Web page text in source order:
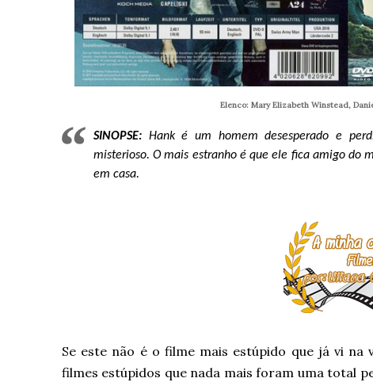
Elenco: Mary Elizabeth Winstead,
SINOPSE: Hank é um homem desesperado e
misterioso. O mais estranho é que ele fica amigo do
em casa.
Se este não é o filme mais estúpido que já vi
filmes estúpidos que nada mais foram uma total